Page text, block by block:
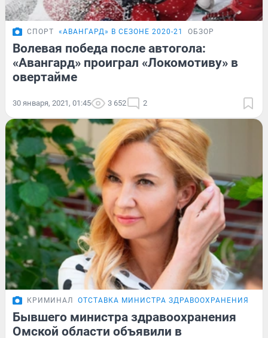
СПОРТ «АВАНГАРД» В СЕЗОНЕ 2020-21 ОБЗОР
Волевая победа после автогола:
«Авангард» проиграл «Локомотиву» в
овертайме
30 января, 2021, 01:45 3 652 2
КРИМИНАЛ ОТСТАВКА МИНИСТРА ЗДРАВООХРАНЕНИЯ
Бывшего министра здравоохранения
Омской области объявили в